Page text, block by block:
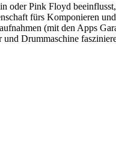
Pink Floyd
fürs Komponieren
(mit den Apps
Drummaschine